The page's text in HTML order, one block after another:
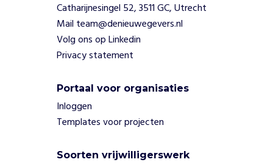
Catharijnesingel 52, 3511 GC, Utrecht
Mail team@denieuwegevers.nl
Volg ons op Linkedin
Privacy statement
Portaal voor organisaties
Inloggen
Templates voor projecten
Soorten vrijwilligerswerk